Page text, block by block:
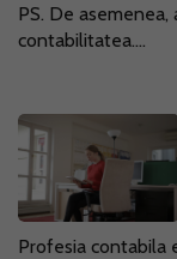
PS. De
contabilitatea....
Profesia contabila